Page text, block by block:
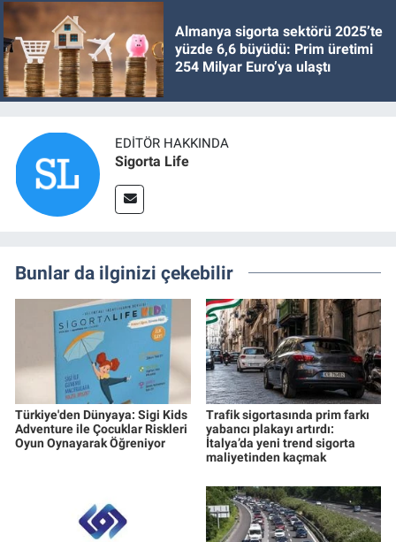
Almanya sigorta sektörü 2025’te
yüzde 6,6 büyüdü: Prim üretimi
254 Milyar Euro’ya ulaştı
EDITÖR HAKKINDA
Sigorta Life
Bunlar da ilginizi çekebilir
Türkiye'den Dünyaya: Sigi Kids
Adventure ile Çocuklar Riskleri
Oyun Oynayarak Öğreniyor
Trafik sigortasında prim farkı
yabancı plakayı artırdı:
İtalya’da yeni trend sigorta
maliyetinden kaçmak